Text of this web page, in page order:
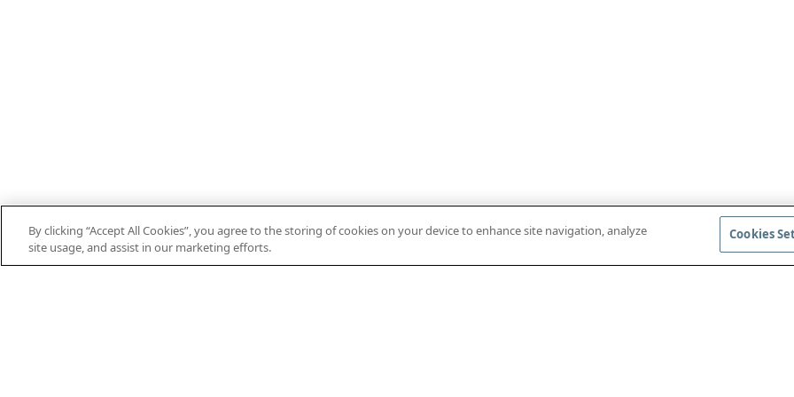
ENDEESFR PT THEIFAB.COM ACESSAR AS
By clicking “Accept All Cookies”, you agree to the storing of cookies on your device to enhance site navigation, analyze
site usage, and assist in our marketing efforts.
Cookies